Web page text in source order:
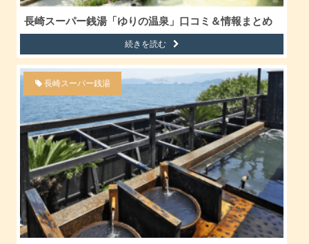
長崎スーパー銭湯「ゆりの温泉」口コミ＆情報まとめ
続きを読む
長崎スーパー銭湯